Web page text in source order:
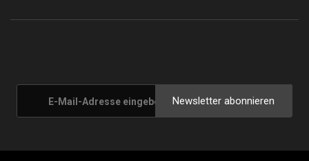
Newsletter abonnieren